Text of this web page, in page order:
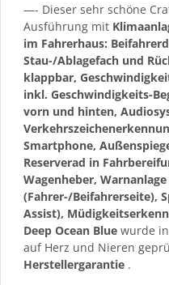
—- Dieser sehr schöne
Ausführung mit
im Fahrerhaus:
Stau-/Ablagefach und
klappbar,
inkl. Geschwindigkeits-
vorn und hinten,
Smartphone,
Reserverad in
Wagenheber,
(Fahrer-/Beifahrerseite),
Assist),
Deep Ocean Blue wurde
auf Herz und Nieren
Herstellergarantie .